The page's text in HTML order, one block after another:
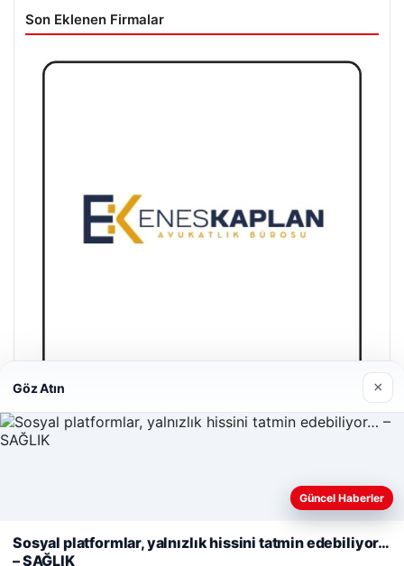
Son Eklenen Firmalar
Enes Kaplan Avukatlık Bürosu
Nisan 28, 2026
Web sitemizi nasıl kullandığınızı daha iyi anlayabilmek,
kullanıyoruz.Çerez Politikamız
Göz Atın ×
Güncel Haberler
Sosyal platformlar, yalnızlık hissini tatmin edebiliyor…
– SAĞLIK